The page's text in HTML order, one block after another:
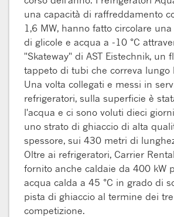
una capacità di raffreddamento
1,6 MW, hanno fatto circolare
di glicole e acqua a -10 °C
"Skateway" di AST Eistechnik, un
tappeto di tubi che correva lungo
Una volta collegati e messi in
refrigeratori, sulla superficie è
l'acqua e ci sono voluti dieci
uno strato di ghiaccio di alta
spessore, sui 430 metri di
Oltre ai refrigeratori, Carrier
fornito anche caldaie da 400 kW
acqua calda a 45 °C in grado di
pista di ghiaccio al termine dei
competizione.